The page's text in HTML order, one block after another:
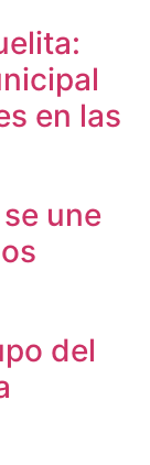
en las
une
del